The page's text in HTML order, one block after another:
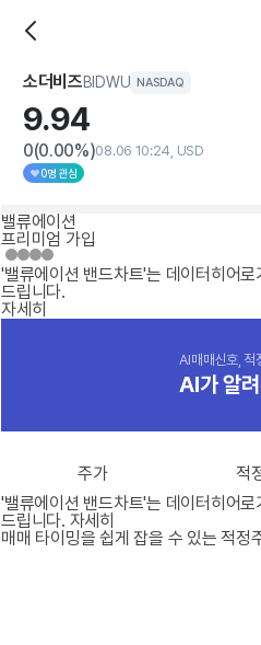
소더비즈BIDWU NASDAQ
9.94
0(0.00%)08.06 10:24, USD
0명 관심
밸류에이션
프리미엄 가입
'밸류에이션 밴드차트'는 데이터히어
드립니다.
자세히
AI매매신호, 적
AI가 알
주가 적
'밸류에이션 밴드차트'는 데이터히어
드립니다. 자세히
매매 타이밍을 쉽게 잡을 수 있는 적정